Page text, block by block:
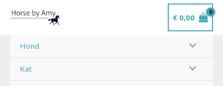
naar
inhoud
€0,00
Hond
Kat